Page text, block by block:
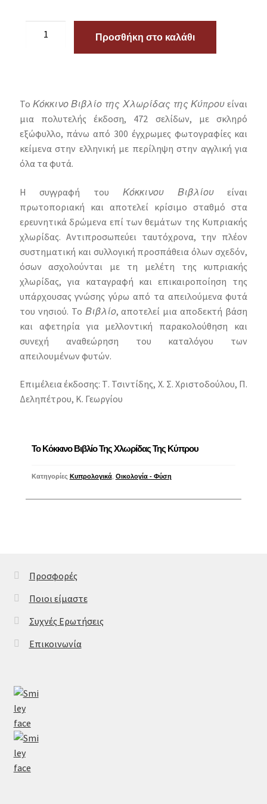
Προσθήκη στο καλάθι
Το Κόκκινο Βιβλίο της Χλωρίδας της Κύπρου είναι
μια πολυτελής έκδοση, 472 σελίδων, με σκληρό
εξώφυλλο, πάνω από 300 έγχρωμες φωτογραφίες και
κείμενα στην ελληνική με περίληψη στην αγγλική για
όλα τα φυτά.
Η συγγραφή του Κόκκινου Βιβλίουείναι
πρωτοποριακή και αποτελεί κρίσιμο σταθμό στα
ερευνητικά δρώμενα επί των θεμάτων της Κυπριακής
χλωρίδας. Αντιπροσωπεύει ταυτόχρονα, την πλέον
συστηματική και συλλογική προσπάθεια όλων σχεδόν,
όσων ασχολούνται με τη μελέτη της κυπριακής
χλωρίδας, για καταγραφή και επικαιροποίηση της
υπάρχουσας γνώσης γύρω από τα απειλούμενα φυτά
του νησιού. Το Βιβλίο, αποτελεί μια αποδεκτή βάση
και αφετηρία για μελλοντική παρακολούθηση και
συνεχή αναθεώρηση του καταλόγου των
απειλουμένων φυτών.
Επιμέλεια έκδοσης: Τ. Τσιντίδης, Χ. Σ. Χριστοδούλου, Π.
Δεληπέτρου, Κ. Γεωργίου
Το Κόκκινο Βιβλίο Της Χλωρίδας Της Κύπρου
Κατηγορίες Κυπρολογικά, Οικολογία - Φύση
Προσφορές
Ποιοι είμαστε
Συχνές Ερωτήσεις
Επικοινωνία